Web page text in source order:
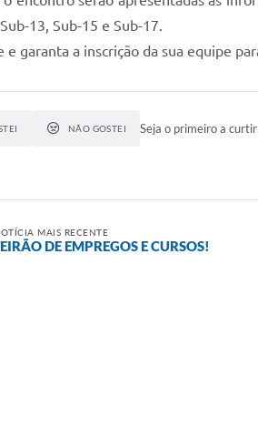
13, Sub-15 e Sub-17.
e garanta a inscrição da sua equipe
NÃO GOSTEI Seja o primeiro a
MAIS RECENTE
DE EMPREGOS E CURSOS!